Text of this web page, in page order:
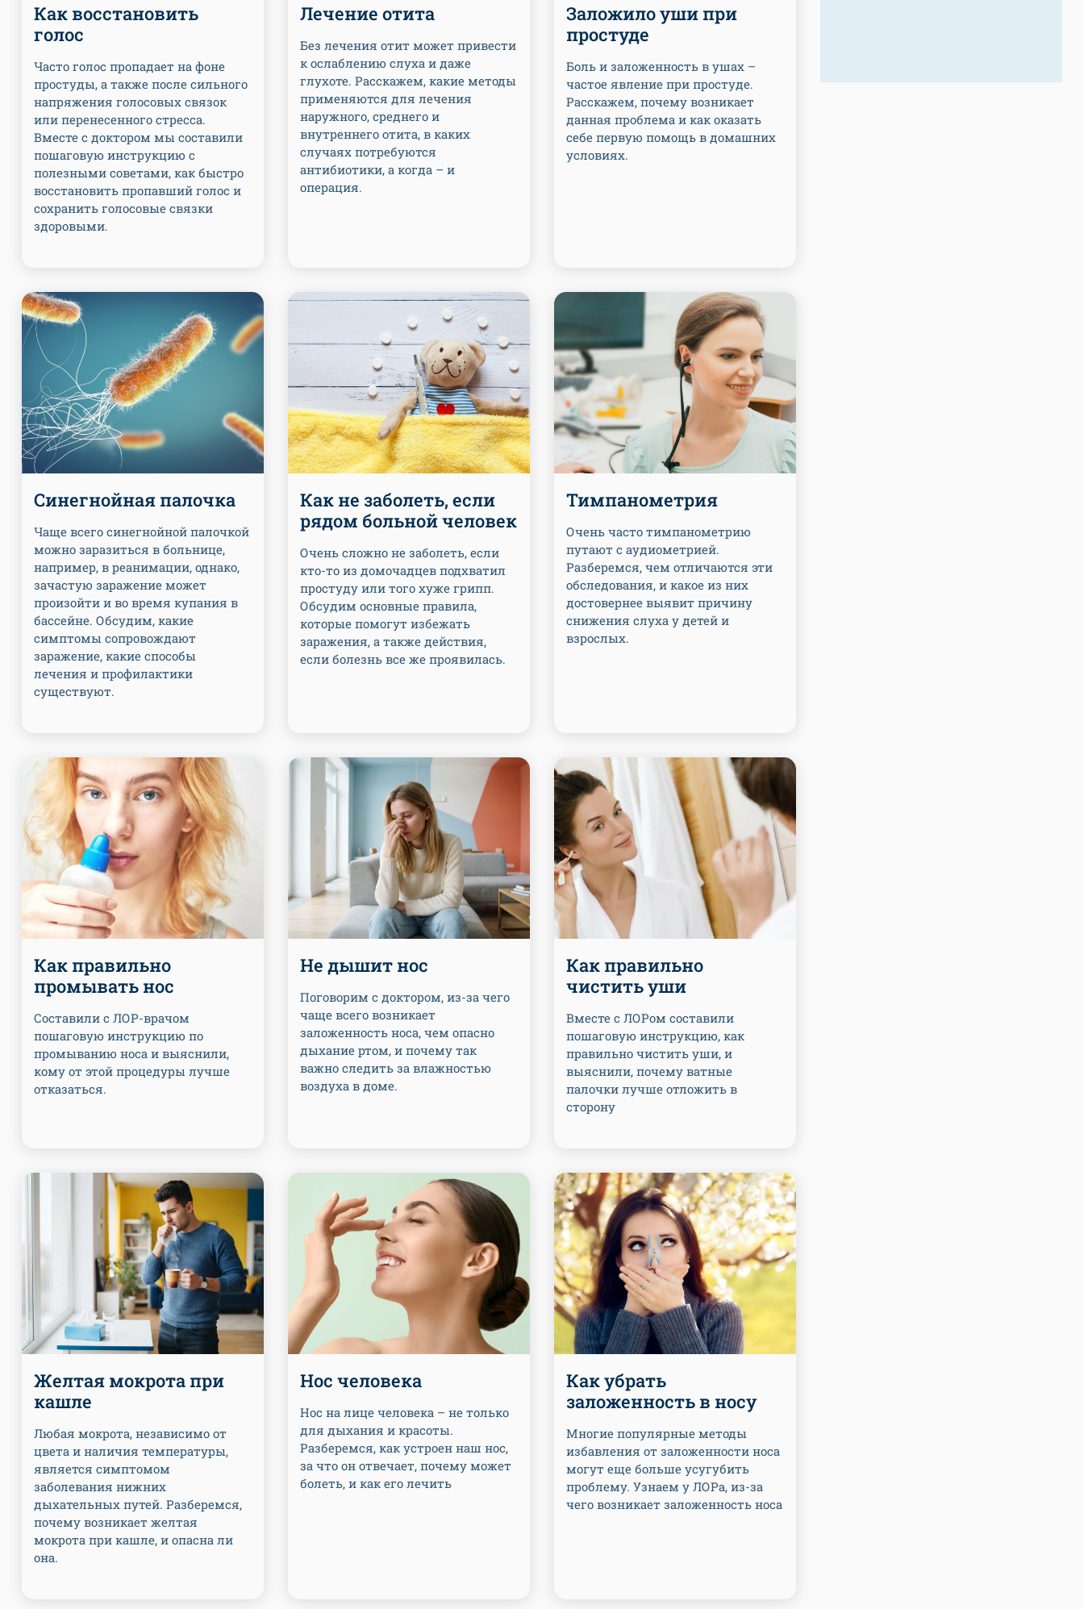
Как восстановить
голос
Часто голос пропадает на фоне
простуды, а также после сильного
напряжения голосовых связок
или перенесенного стресса.
Вместе с доктором мы составили
пошаговую инструкцию с
полезными советами, как быстро
восстановить пропавший голос и
сохранить голосовые связки
здоровыми.
Лечение отита
Без лечения отит может привести
к ослаблению слуха и даже
глухоте. Расскажем, какие методы
применяются для лечения
наружного, среднего и
внутреннего отита, в каких
случаях потребуются
антибиотики, а когда – и
операция.
Заложило уши при
простуде
Боль и заложенность в ушах –
частое явление при простуде.
Расскажем, почему возникает
данная проблема и как оказать
себе первую помощь в домашних
условиях.
Синегнойная палочка
Чаще всего синегнойной палочкой
можно заразиться в больнице,
например, в реанимации, однако,
зачастую заражение может
произойти и во время купания в
бассейне. Обсудим, какие
симптомы сопровождают
заражение, какие способы
лечения и профилактики
существуют.
Как не заболеть, если
рядом больной человек
Очень сложно не заболеть, если
кто-то из домочадцев подхватил
простуду или того хуже грипп.
Обсудим основные правила,
которые помогут избежать
заражения, а также действия,
если болезнь все же проявилась.
Тимпанометрия
Очень часто тимпанометрию
путают с аудиометрией.
Разберемся, чем отличаются эти
обследования, и какое из них
достовернее выявит причину
снижения слуха у детей и
взрослых.
Как правильно
промывать нос
Составили с ЛОР-врачом
пошаговую инструкцию по
промыванию носа и выяснили,
кому от этой процедуры лучше
отказаться.
Не дышит нос
Поговорим с доктором, из-за чего
чаще всего возникает
заложенность носа, чем опасно
дыхание ртом, и почему так
важно следить за влажностью
воздуха в доме.
Как правильно
чистить уши
Вместе с ЛОРом составили
пошаговую инструкцию, как
правильно чистить уши, и
выяснили, почему ватные
палочки лучше отложить в
сторону
Желтая мокрота при
кашле
Любая мокрота, независимо от
цвета и наличия температуры,
является симптомом
заболевания нижних
дыхательных путей. Разберемся,
почему возникает желтая
мокрота при кашле, и опасна ли
она.
Нос человека
Нос на лице человека – не только
для дыхания и красоты.
Разберемся, как устроен наш нос,
за что он отвечает, почему может
болеть, и как его лечить
Как убрать
заложенность в носу
Многие популярные методы
избавления от заложенности носа
могут еще больше усугубить
проблему. Узнаем у ЛОРа, из-за
чего возникает заложенность носа